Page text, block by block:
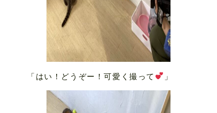
「はい！どうぞー！可愛く撮って 」